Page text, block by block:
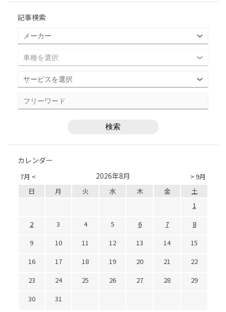
記事検索
カレンダー
7月 < > 9月
2026年8月
日 月 火 水 木 金
土
1
2
3 4 5 6 7
8
9
10 11 12 13 14
15
16
17 18 19 20 21
22
23
24 25 26 27 28
29
30
31